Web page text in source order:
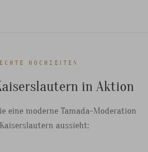
ECHTE HOCHZEITEN
in Aktion
eine moderne Tamada-Moderation
aussieht: